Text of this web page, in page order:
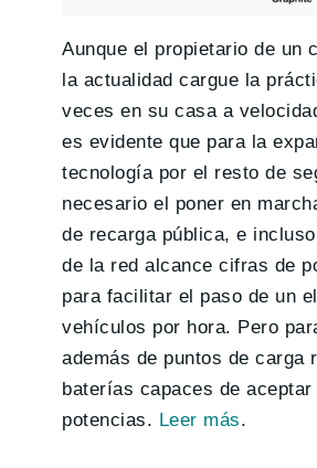
Aunque el propietario de un
la actualidad cargue la
veces en su casa a
es evidente que para la
tecnología por el resto de
necesario el poner en
de recarga pública, e
de la red alcance cifras de
para facilitar el paso de un
vehículos por hora. Pero
además de puntos de carga
baterías capaces de aceptar
potencias. Leer más.